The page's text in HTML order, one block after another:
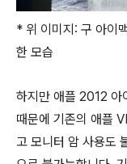
* 위 이미지: 구 아이
한 모습
하지만 애플 2012 아
때문에 기존의 애플
고 모니터 암 사용도